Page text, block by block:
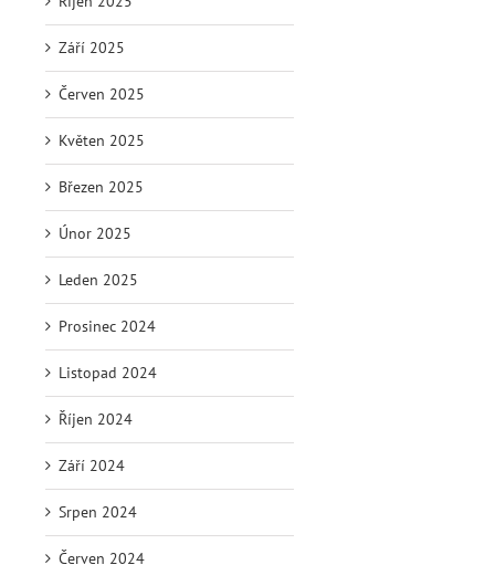
Září 2025
Červen 2025
Květen 2025
Březen 2025
Únor 2025
Leden 2025
Prosinec 2024
Listopad 2024
Říjen 2024
Září 2024
Srpen 2024
Červen 2024